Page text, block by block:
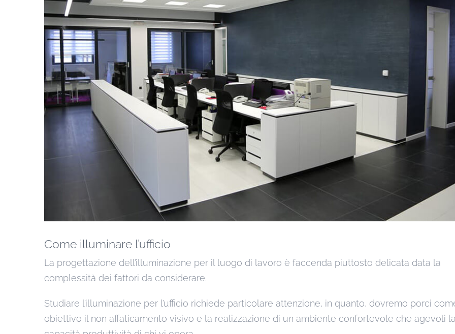
Come illuminare l’ufficio
La progettazione dell’illuminazione per il luogo di lavoro è faccenda piuttosto delicata data la
complessità dei fattori da considerare.
Studiare l’illuminazione per l’ufficio richiede particolare attenzione, in quanto, dovremo porci
obiettivo il non affaticamento visivo e la realizzazione di un ambiente confortevole che agevoli